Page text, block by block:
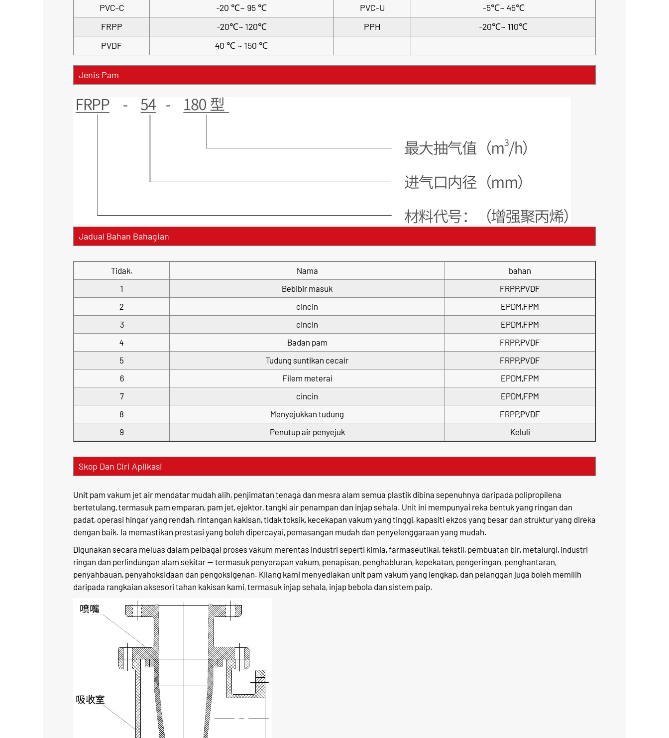
PVC-C
-20 ℃~ 95 ℃ PVC-U
-5℃~ 45℃
FRPP
-20℃~ 120℃ PPH
-20℃~ 110℃
PVDF
40 ℃ ~ 150 ℃
Jenis Pam
Jadual Bahan Bahagian
Tidak. Nama
bahan
1
Bebibir masuk
FRPP,PVDF
2
cincin
EPDM,FPM
3
cincin
EPDM,FPM
4
Badan pam
FRPP,PVDF
5
Tudung suntikan cecair
FRPP,PVDF
6
Filem meterai
EPDM,FPM
7
cincin
EPDM,FPM
8
Menyejukkan tudung
FRPP,PVDF
9
Penutup air penyejuk Keluli
Skop Dan Ciri Aplikasi
Unit pam vakum jet air mendatar mudah alih, penjimatan tenaga dan mesra alam semua plastik dibina sepenuhnya daripada polipropilena
bertetulang, termasuk pam emparan, pam jet, ejektor, tangki air penampan dan injap sehala. Unit ini mempunyai reka bentuk yang ringan dan
padat, operasi hingar yang rendah, rintangan kakisan, tidak toksik, kecekapan vakum yang tinggi, kapasiti ekzos yang besar dan struktur yang direka
dengan baik. Ia memastikan prestasi yang boleh dipercayai, pemasangan mudah dan penyelenggaraan yang mudah.
Digunakan secara meluas dalam pelbagai proses vakum merentas industri seperti kimia, farmaseutikal, tekstil, pembuatan bir, metalurgi, industri
ringan dan perlindungan alam sekitar — termasuk penyerapan vakum, penapisan, penghabluran, kepekatan, pengeringan, penghantaran,
penyahbauan, penyahoksidaan dan pengoksigenan. Kilang kami menyediakan unit pam vakum yang lengkap, dan pelanggan juga boleh memilih
daripada rangkaian aksesori tahan kakisan kami, termasuk injap sehala, injap bebola dan sistem paip.